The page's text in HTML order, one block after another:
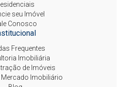
seu Imóvel
Conosco
Frequentes
Imobiliária
de Imóveis
Mercado Imobiliário